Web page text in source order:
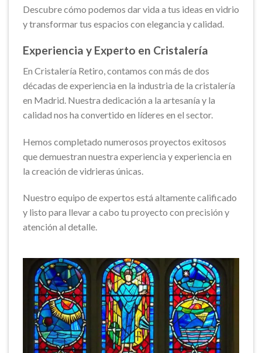
Descubre cómo podemos dar vida a tus ideas en vidrio
y transformar tus espacios con elegancia y calidad.
Experiencia y Experto en Cristalería
En Cristalería Retiro, contamos con más de dos
décadas de experiencia en la industria de la cristalería
en Madrid. Nuestra dedicación a la artesanía y la
calidad nos ha convertido en líderes en el sector.
Hemos completado numerosos proyectos exitosos
que demuestran nuestra experiencia y experiencia en
la creación de vidrieras únicas.
Nuestro equipo de expertos está altamente calificado
y listo para llevar a cabo tu proyecto con precisión y
atención al detalle.